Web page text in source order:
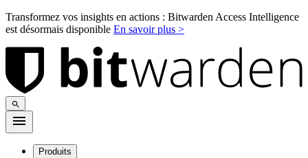
Transformez vos insights en actions : Bitwarden Access Intelligence
est désormais disponible En savoir plus >
Produits